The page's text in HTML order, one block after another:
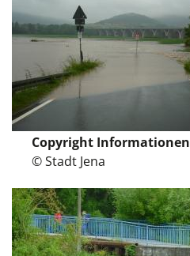
Copyright Informationen
© Stadt Jena